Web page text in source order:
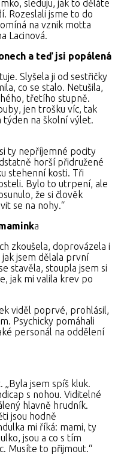
sleduju, jak to děláte
Rozeslali jsme to do
na vznik motta
Lacinová.
a teď jsi popálená
Slyšela ji od sestřičky
co se stalo. Netušila,
třetího stupně.
jen trošku víc, tak
týden na školní výlet.
ty nepříjemné pocity
horší přidružené
stehenní kosti. Tři
Bylo to utrpení, ale
že si člověk
se na nohy.“
a
zkoušela, doprovázela i
jak jsem dělala první
stavěla, stoupla jsem si
jak mi valila krev po
viděl poprvé, prohlásil,
Psychicky pomáhali
personál na oddělení
jsem spíš kluk.
s nohou. Viditelné
hlavně hrudník.
jsou hodně
mi říká: mami, ty
jsou a co s tím
Musíte to přijmout.“